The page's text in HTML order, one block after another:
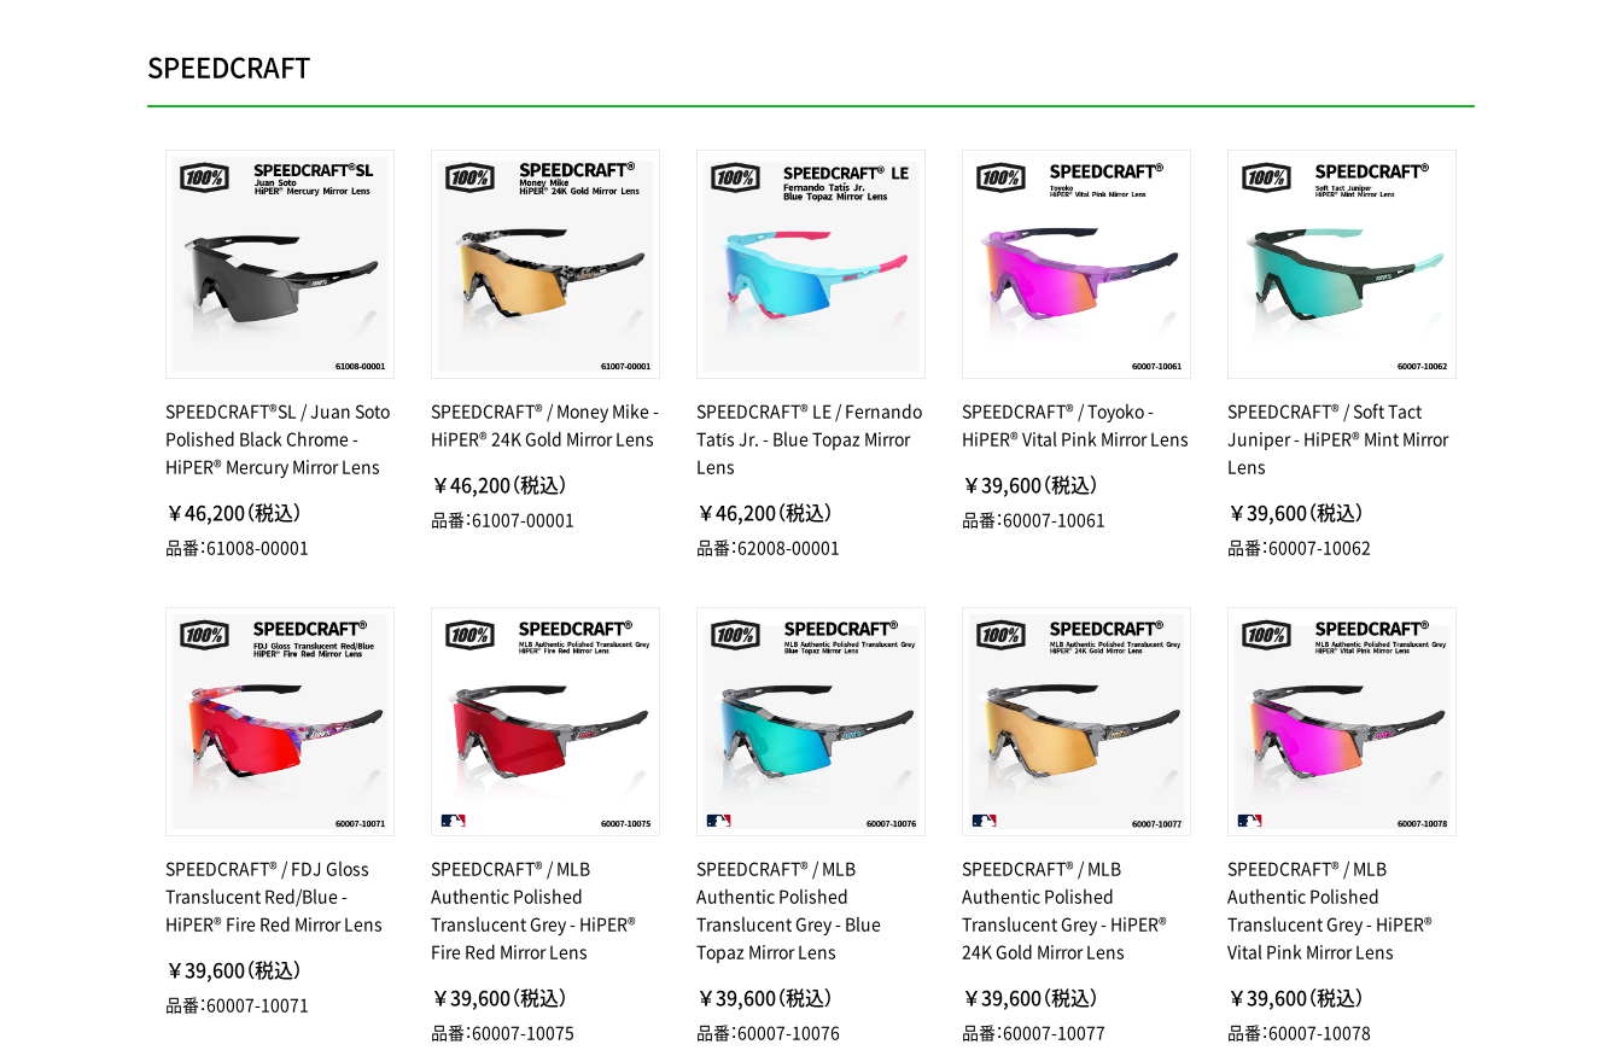
SPEEDCRAFT
SPEEDCRAFT®SL / Juan Soto
Polished Black Chrome -
HiPER® Mercury Mirror Lens
￥46,200（税込）
品番：61008-00001
SPEEDCRAFT® / Money Mike -
HiPER® 24K Gold Mirror Lens
￥46,200（税込）
品番：61007-00001
SPEEDCRAFT® LE / Fernando
Tatís Jr. - Blue Topaz Mirror
Lens
￥46,200（税込）
品番：62008-00001
SPEEDCRAFT® / Toyoko -
HiPER® Vital Pink Mirror Lens
￥39,600（税込）
品番：60007-10061
SPEEDCRAFT® / Soft Tact
Juniper - HiPER® Mint Mirror
Lens
￥39,600（税込）
品番：60007-10062
SPEEDCRAFT® / FDJ Gloss
Translucent Red/Blue -
HiPER® Fire Red Mirror Lens
￥39,600（税込）
品番：60007-10071
SPEEDCRAFT® / MLB
Authentic Polished
Translucent Grey - HiPER®
Fire Red Mirror Lens
￥39,600（税込）
品番：60007-10075
SPEEDCRAFT® / MLB
Authentic Polished
Translucent Grey - Blue
Topaz Mirror Lens
￥39,600（税込）
品番：60007-10076
SPEEDCRAFT® / MLB
Authentic Polished
Translucent Grey - HiPER®
24K Gold Mirror Lens
￥39,600（税込）
品番：60007-10077
SPEEDCRAFT® / MLB
Authentic Polished
Translucent Grey - HiPER®
Vital Pink Mirror Lens
￥39,600（税込）
品番：60007-10078